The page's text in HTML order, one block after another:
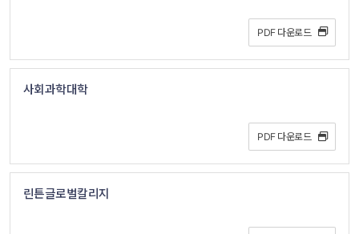
PDF 다운로드
사회과학대학
PDF 다운로드
린튼글로벌칼리지